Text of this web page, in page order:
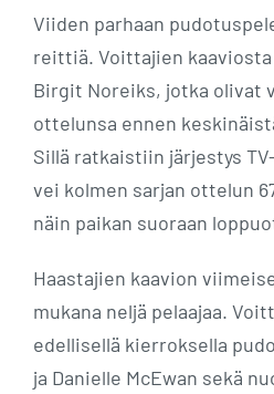
Viiden parhaan
reittiä. Voittajien kaaviosta
Birgit Noreiks, jotka olivat
ottelunsa ennen
Sillä ratkaistiin järjestys
vei kolmen sarjan ottelun
näin paikan suoraan
Haastajien kaavion
mukana neljä pelaajaa.
edellisellä kierroksella
ja Danielle McEwan sekä